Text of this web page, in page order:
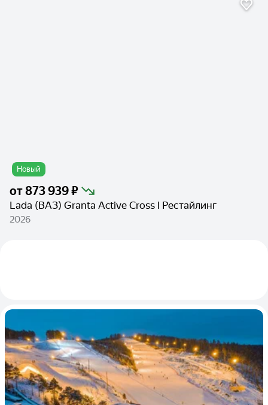
Новый
от873 939 ₽
Lada (ВАЗ) Granta Active Cross I Рестайлинг
2026